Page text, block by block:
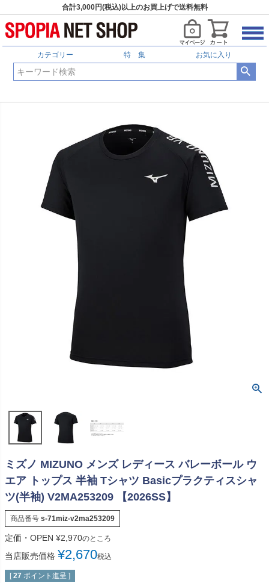
合計3,000円(税込)以上のお買上げで送料無料
カテゴリー 特 集 お気に入り
ミズノ MIZUNO メンズ レディース バレーボール ウ
エア トップス 半袖 Tシャツ Basicプラクティスシャ
ツ(半袖) V2MA253209 【2026SS】
商品番号 s-71miz-v2ma253209
定価・OPEN ¥2,970のところ
当店販売価格 ¥2,670税込
[ 27 ポイント進呈 ]